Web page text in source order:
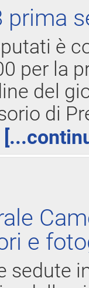
prima
è
per la
del
di
e
sedute